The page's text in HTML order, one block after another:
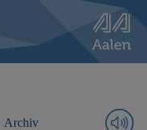
Archiv